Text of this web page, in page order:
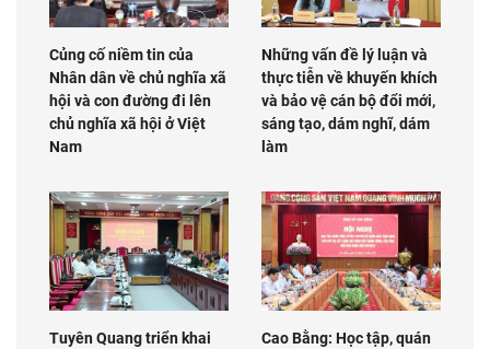
Củng cố niềm tin của
Nhân dân về chủ nghĩa xã
hội và con đường đi lên
chủ nghĩa xã hội ở Việt
Nam
Những vấn đề lý luận và
thực tiễn về khuyến khích
và bảo vệ cán bộ đổi mới,
sáng tạo, dám nghĩ, dám
làm
Tuyên Quang triển khai
Cao Bằng: Học tập, quán